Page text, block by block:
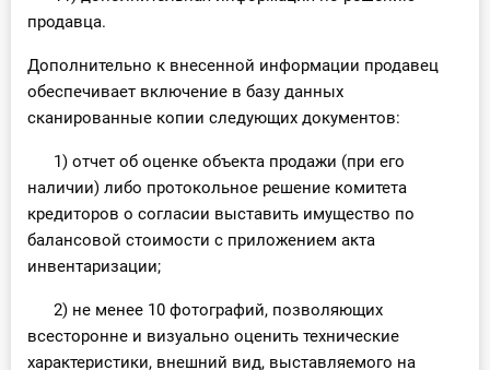
продавца.
Дополнительно к внесенной информации продавец
обеспечивает включение в базу данных
сканированные копии следующих документов:
1) отчет об оценке объекта продажи (при его
наличии) либо протокольное решение комитета
кредиторов о согласии выставить имущество по
балансовой стоимости c приложением акта
инвентаризации;
2) не менее 10 фотографий, позволяющих
всесторонне и визуально оценить технические
характеристики, внешний вид, выставляемого на